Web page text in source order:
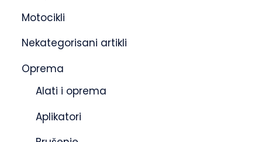
Motocikli
Nekategorisani artikli
Oprema
Alati i oprema
Aplikatori